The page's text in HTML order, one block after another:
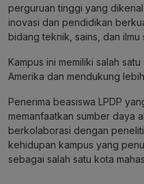
perguruan tinggi yang
inovasi dan pendidikan
bidang teknik, sains, dan ilmu
Kampus ini memiliki salah
Amerika dan mendukung
Penerima beasiswa LPDP
memanfaatkan sumber daya
berkolaborasi dengan
kehidupan kampus yang
sebagai salah satu kota